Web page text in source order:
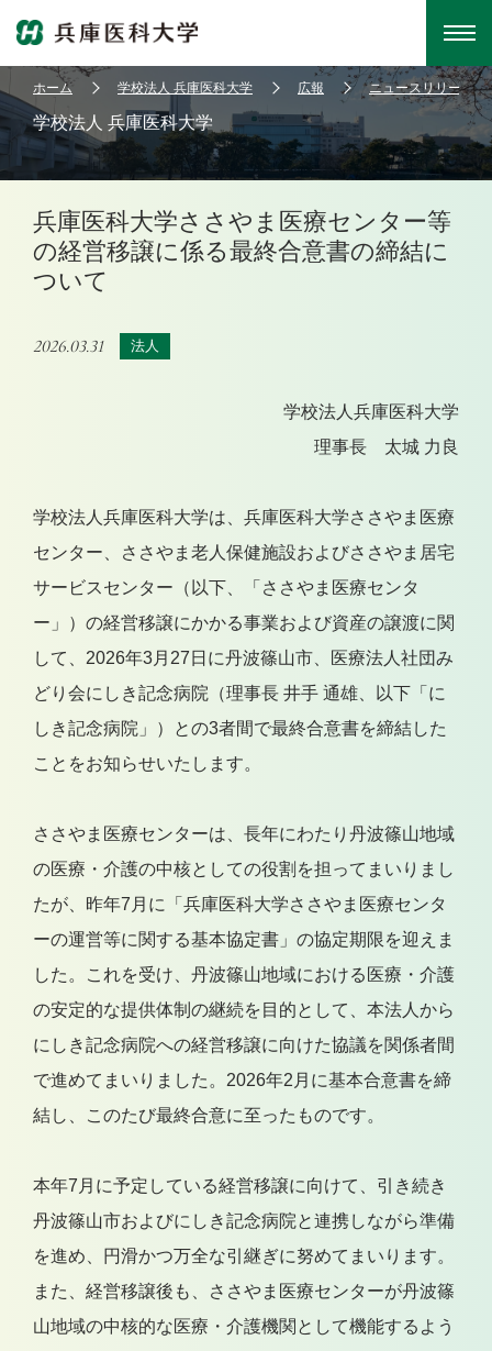
ホーム 学校法人 兵庫医科大学 広報 ニュースリリース
学校法人 兵庫医科大学
兵庫医科大学ささやま医療センター等
の経営移譲に係る最終合意書の締結に
ついて
2026.03.31 法人
学校法人兵庫医科大学
理事長 太城 力良
学校法人兵庫医科大学は、兵庫医科大学ささやま医療
センター、ささやま老人保健施設およびささやま居宅
サービスセンター（以下、「ささやま医療センタ
ー」）の経営移譲にかかる事業および資産の譲渡に関
して、2026年3月27日に丹波篠山市、医療法人社団み
どり会にしき記念病院（理事長 井手 通雄、以下「に
しき記念病院」）との3者間で最終合意書を締結した
ことをお知らせいたします。
ささやま医療センターは、長年にわたり丹波篠山地域
の医療・介護の中核としての役割を担ってまいりまし
たが、昨年7月に「兵庫医科大学ささやま医療センタ
ーの運営等に関する基本協定書」の協定期限を迎えま
した。これを受け、丹波篠山地域における医療・介護
の安定的な提供体制の継続を目的として、本法人から
にしき記念病院への経営移譲に向けた協議を関係者間
で進めてまいりました。2026年2月に基本合意書を締
結し、このたび最終合意に至ったものです。
本年7月に予定している経営移譲に向けて、引き続き
丹波篠山市およびにしき記念病院と連携しながら準備
を進め、円滑かつ万全な引継ぎに努めてまいります。
また、経営移譲後も、ささやま医療センターが丹波篠
山地域の中核的な医療・介護機関として機能するよう